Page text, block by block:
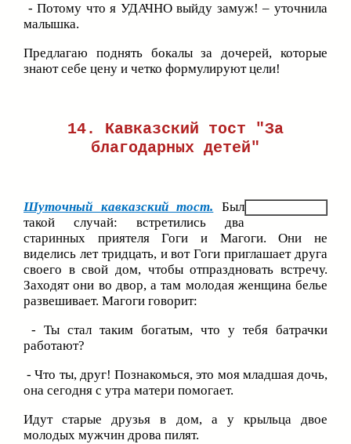
- Потому что я УДАЧНО выйду замуж! – уточнила
малышка.
Предлагаю поднять бокалы за дочерей, которые
знают себе цену и четко формулируют цели!
14. Кавказский тост "За
благодарных детей"
Шуточный кавказский тост. Был
такой случай: встретились два
старинных приятеля Гоги и Магоги. Они не
виделись лет тридцать, и вот Гоги приглашает друга
своего в свой дом, чтобы отпраздновать встречу.
Заходят они во двор, а там молодая женщина белье
развешивает. Магоги говорит:
- Ты стал таким богатым, что у тебя батрачки
работают?
- Что ты, друг! Познакомься, это моя младшая дочь,
она сегодня с утра матери помогает.
Идут старые друзья в дом, а у крыльца двое
молодых мужчин дрова пилят.